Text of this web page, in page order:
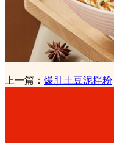
上一篇： 爆肚土豆泥拌粉